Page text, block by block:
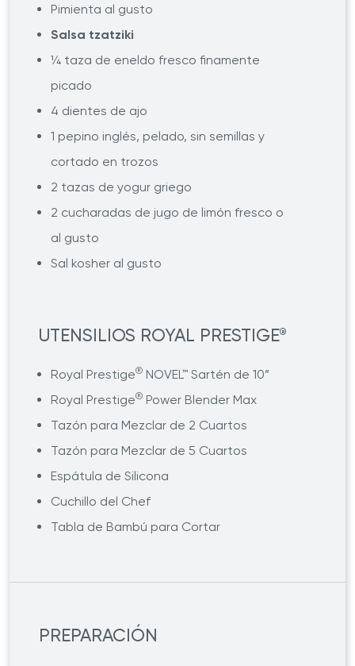
Pimienta al gusto
Salsa tzatziki
¼ taza de eneldo fresco finamente
picado
4 dientes de ajo
1 pepino inglés, pelado, sin semillas y
cortado en trozos
2 tazas de yogur griego
2 cucharadas de jugo de limón fresco o
al gusto
Sal kosher al gusto
UTENSILIOS ROYAL PRESTIGE®
Royal Prestige® NOVEL™ Sartén de 10”
Royal Prestige® Power Blender Max
Tazón para Mezclar de 2 Cuartos
Tazón para Mezclar de 5 Cuartos
Espátula de Silicona
Cuchillo del Chef
Tabla de Bambú para Cortar
PREPARACIÓN